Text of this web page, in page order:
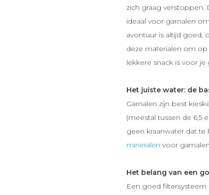
zich graag verstoppen.
ideaal voor garnalen
avontuur is altijd goed,
deze materialen om
lekkere snack is voor je
Het juiste water: de
Garnalen zijn best
(meestal tussen de 6,5
geen kraanwater dat te
mineralen voor
Het belang van een
Een goed filtersysteem